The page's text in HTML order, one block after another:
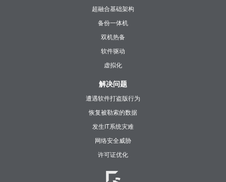
超融合基础架构
备份一体机
双机热备
软件驱动
虚拟化
解决问题
遭遇软件打盗版行为
恢复被勒索的数据
发生IT系统灾难
网络安全威胁
许可证优化